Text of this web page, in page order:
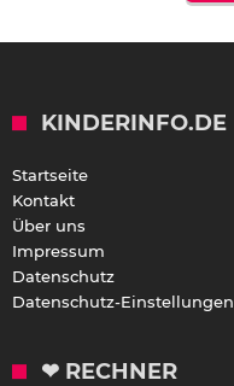
KINDERINFO.DE
Startseite
Kontakt
Über uns
Impressum
Datenschutz
Datenschutz-Einstellungen
❤ RECHNER